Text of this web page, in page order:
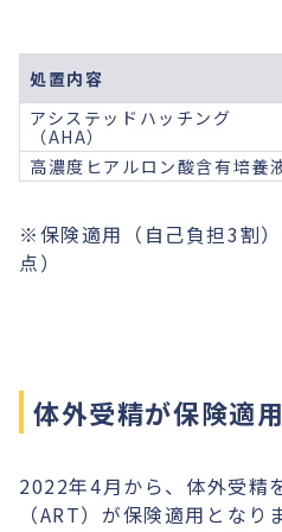
処置内容
アシステッドハッチング
（AHA）
高濃度ヒアルロン酸含有培養
※保険適用（自己負担3割
点）
体外受精が保険適
2022年4月から、体外受精
（ART）が保険適用とな